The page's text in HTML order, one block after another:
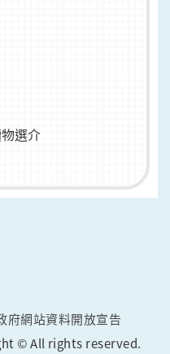
選介
府網站資料開放宣告
© All rights reserved.